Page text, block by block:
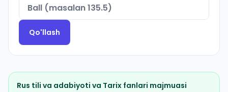
Qo'llash
Rus tili va adabiyoti va Tarix fanlari majmuasi